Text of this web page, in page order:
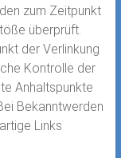
zum Zeitpunkt
überprüft.
der Verlinkung
Kontrolle der
Anhaltspunkte
Bekanntwerden
Links